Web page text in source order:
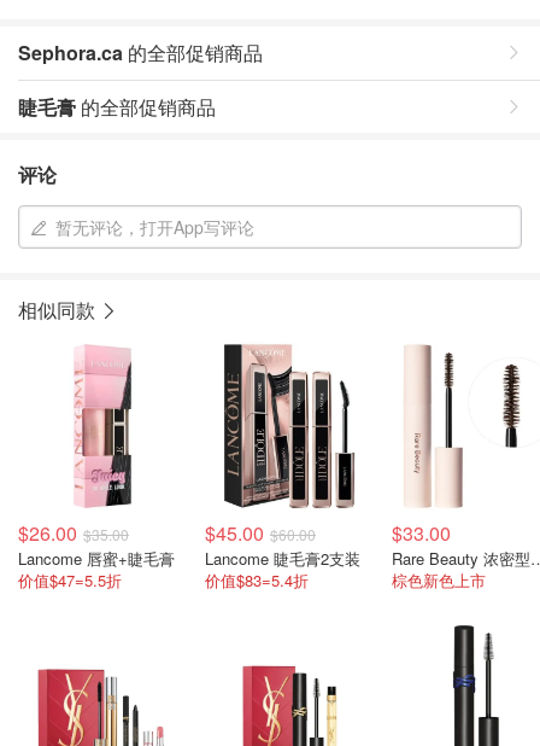
Sephora.ca 的全部促销商品
睫毛膏 的全部促销商品
评论
暂无评论，打开App写评论
相似同款
$26.00 $35.00
Lancome 唇蜜+睫毛膏
价值$47=5.5折
$45.00 $60.00
Lancome 睫毛膏2支装
价值$83=5.4折
$33.00
Rare
棕色新色上市